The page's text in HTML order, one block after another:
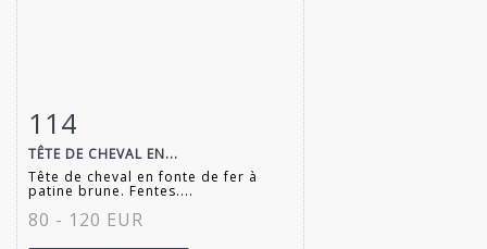
Fiche détaillée
114
TÊTE DE CHEVAL EN...
Tête de cheval en fonte de fer à
patine brune. Fentes....
80 - 120 EUR